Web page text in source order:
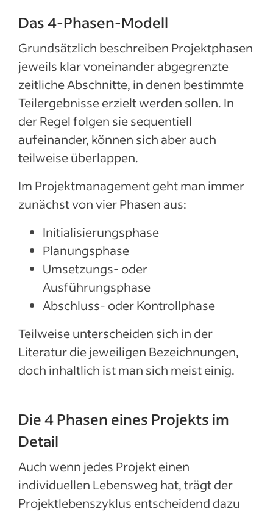
Das 4-Phasen-Modell
Grundsätzlich beschreiben Projektphasen
jeweils klar voneinander abgegrenzte
zeitliche Abschnitte, in denen bestimmte
Teilergebnisse erzielt werden sollen. In
der Regel folgen sie sequentiell
aufeinander, können sich aber auch
teilweise überlappen.
Im Projektmanagement geht man immer
zunächst von vier Phasen aus:
Initialisierungsphase
Planungsphase
Umsetzungs- oder
Ausführungsphase
Abschluss- oder Kontrollphase
Teilweise unterscheiden sich in der
Literatur die jeweiligen Bezeichnungen,
doch inhaltlich ist man sich meist einig.
Die 4 Phasen eines Projekts im
Detail
Auch wenn jedes Projekt einen
individuellen Lebensweg hat, trägt der
Projektlebenszyklus entscheidend dazu